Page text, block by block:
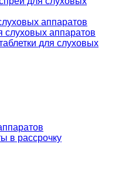
аппаратов
слуховых аппаратов
для слуховых
в рассрочку